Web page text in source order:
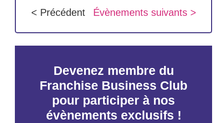
< Précédent Évènements suivants >
Devenez membre du
Franchise Business Club
pour participer à nos
évènements exclusifs !